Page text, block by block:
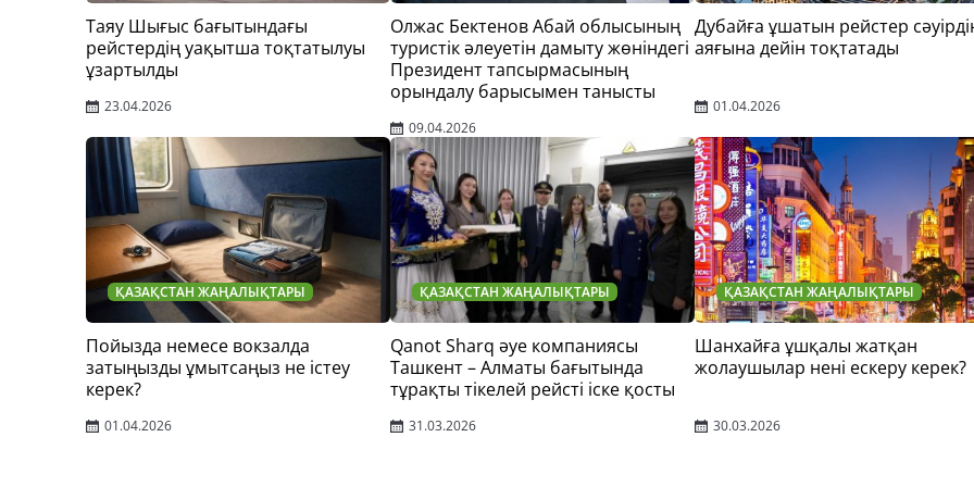
Таяу Шығыс бағытындағы
рейстердің уақытша тоқтатылуы
ұзартылды
23.04.2026
Олжас Бектенов Абай облысының
туристік әлеуетін дамыту жөніндегі
Президент тапсырмасының
орындалу барысымен танысты
09.04.2026
Дубайға ұшатын рейстер
аяғына дейін тоқтатады
01.04.2026
ҚАЗАҚСТАН ЖАҢАЛЫҚТАРЫ
Пойызда немесе вокзалда
затыңызды ұмытсаңыз не істеу
керек?
01.04.2026
ҚАЗАҚСТАН ЖАҢАЛЫҚТАРЫ
Qanot Sharq әуе компаниясы
Ташкент – Алматы бағытында
тұрақты тікелей рейсті іске қосты
31.03.2026
ҚАЗАҚСТАН ЖАҢАЛЫҚТАРЫ
Шанхайға ұшқалы жатқан
жолаушылар нені ескеру керек?
30.03.2026